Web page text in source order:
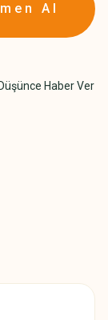
Al
Haber Ver